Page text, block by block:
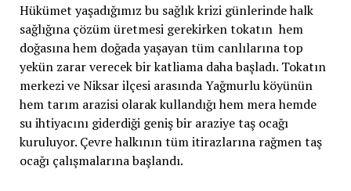
Hükümet yaşadığımız bu sağlık krizi günlerinde halk
sağlığına çözüm üretmesi gerekirken tokatın hem
doğasına hem doğada yaşayan tüm canlılarına top
yekün zarar verecek bir katliama daha başladı. Tokatın
merkezi ve Niksar ilçesi arasında Yağmurlu köyünün
hem tarım arazisi olarak kullandığı hem mera hemde
su ihtiyacını giderdiği geniş bir araziye taş ocağı
kuruluyor. Çevre halkının tüm itirazlarına rağmen taş
ocağı çalışmalarına başlandı.